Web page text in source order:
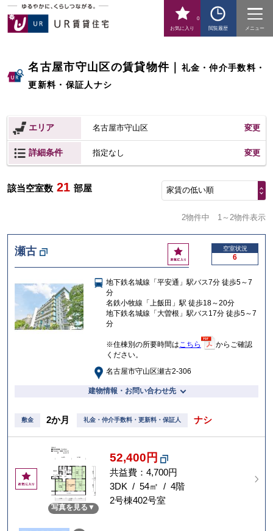
お気に入り
0
閲覧履歴
メニュー
名古屋市守山区の賃貸物件
礼金・仲介手数料・
更新料・保証人ナシ
エリア 名古屋市守山区 変更
詳細条件 指定なし 変更
該当空室数 21 部屋 家賃の低い順
2物件中 1～2物件表示
瀬古
お
気
入
空室状況
6
地下鉄名城線「平安通」駅バス7分 徒歩5～7
分
名鉄小牧線「上飯田」駅 徒歩18～20分
地下鉄名城線「大曽根」駅バス17分 徒歩5～7
分
※住棟別の所要時間はこちら
からご確認
ください。
名古屋市守山区瀬古2-306
建物情報・お問い合わせ先
敷金 2か月 礼金・仲介手数料・更新料・保証人 ナシ
お
気
写真を見る
52,400円
共益費：4,700円
3DK / 54㎡ / 4階
2号棟402号室